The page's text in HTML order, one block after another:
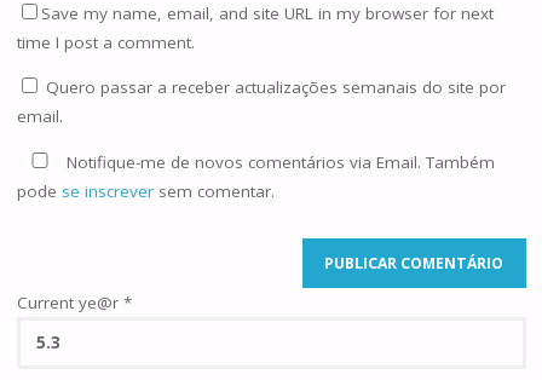
Save my name, email, and site URL in my browser for next
time I post a comment.
Quero passar a receber actualizações semanais do site por
email.
Notifique-me de novos comentários via Email. Também
pode se inscreversem comentar.
Current ye@r *